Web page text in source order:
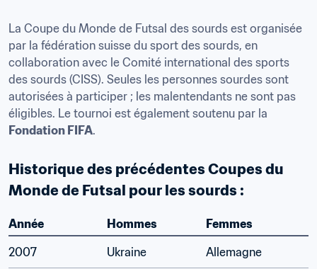
La Coupe du Monde de Futsal des sourds est organisée
par la fédération suisse du sport des sourds, en
collaboration avec le Comité international des sports
des sourds (CISS). Seules les personnes sourdes sont
autorisées à participer ; les malentendants ne sont pas
Fondation FIFA.
Historique des précédentes Coupes du
Monde de Futsal pour les sourds :
Année Hommes
Femmes
2007
Ukraine Allemagne